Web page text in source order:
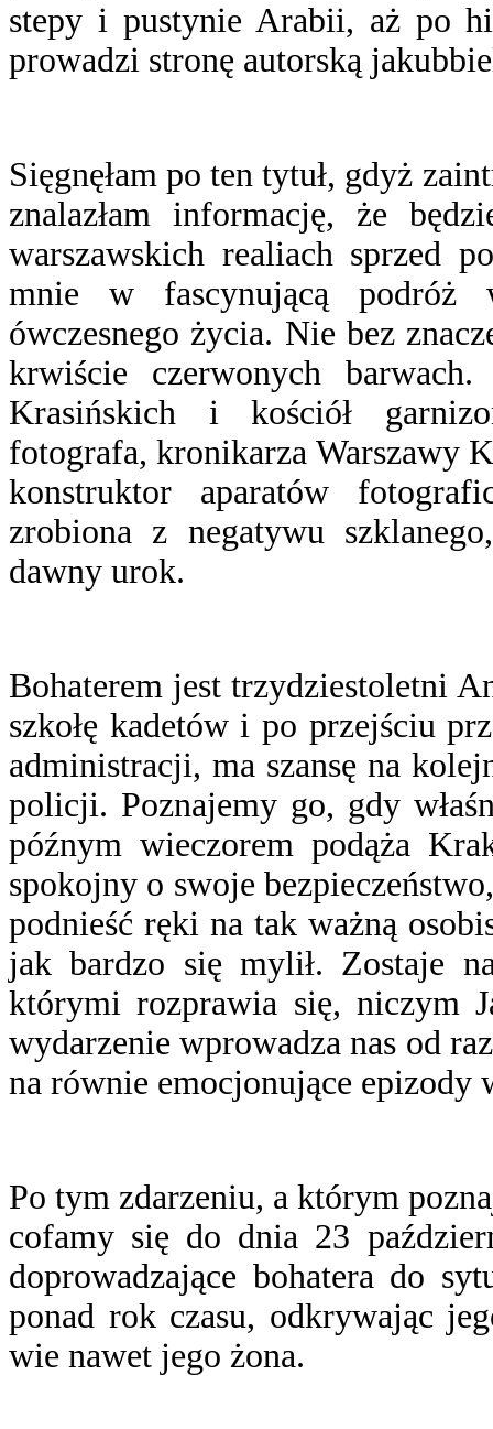
stepy i pustynie Arabii, aż po
prowadzi stronę autorską
Sięgnęłam po ten tytuł, gdyż
znalazłam informację, że
warszawskich realiach sprzed
mnie w fascynującą podróż
ówczesnego życia. Nie bez
krwiście czerwonych
Krasińskich i kościół
fotografa, kronikarza Warszawy
konstruktor aparatów
zrobiona z negatywu
dawny urok.
Bohaterem jest trzydziestoletni
szkołę kadetów i po przejściu
administracji, ma szansę na
policji. Poznajemy go, gdy
późnym wieczorem podąża
spokojny o swoje
podnieść ręki na tak ważną
jak bardzo się mylił. Zostaje
którymi rozprawia się, niczym
wydarzenie wprowadza nas od
na równie emocjonujące epizody
Po tym zdarzeniu, a którym
cofamy się do dnia 23
doprowadzające bohatera do
ponad rok czasu, odkrywając
wie nawet jego żona.